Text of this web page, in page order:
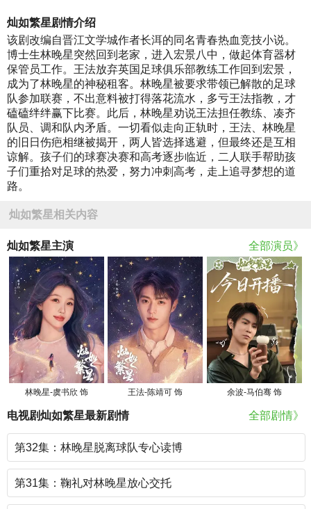
灿如繁星剧情介绍
该剧改编自晋江文学城作者长洱的同名青春热血竞技小说。
博士生林晚星突然回到老家，进入宏景八中，做起体育器材
保管员工作。王法放弃英国足球俱乐部教练工作回到宏景，
成为了林晚星的神秘租客。林晚星被要求带领已解散的足球
队参加联赛，不出意料被打得落花流水，多亏王法指教，才
磕磕绊绊赢下比赛。此后，林晚星劝说王法担任教练、凑齐
队员、调和队内矛盾。一切看似走向正轨时，王法、林晚星
的旧日伤疤相继被揭开，两人皆选择逃避，但最终还是互相
谅解。孩子们的球赛决赛和高考逐步临近，二人联手帮助孩
子们重拾对足球的热爱，努力冲刺高考，走上追寻梦想的道
路。
灿如繁星相关内容
灿如繁星主演 全部演员》
林晚星-虞书欣 饰 王法-陈靖可 饰 余波-马伯骞 饰
电视剧灿如繁星最新剧情 全部剧情》
第32集：林晚星脱离球队专心读博
第31集：鞠礼对林晚星放心交托